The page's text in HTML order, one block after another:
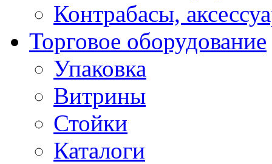
Контрабасы,
Торговое оборудование
Упаковка
Витрины
Стойки
Каталоги